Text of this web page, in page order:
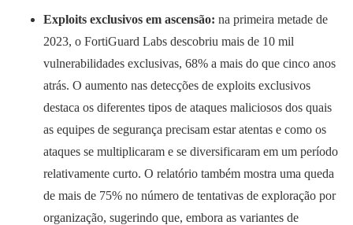
Exploits exclusivos em ascensão: na primeira metade de
2023, o FortiGuard Labs descobriu mais de 10 mil
vulnerabilidades exclusivas, 68% a mais do que cinco anos
atrás. O aumento nas detecções de exploits exclusivos
destaca os diferentes tipos de ataques maliciosos dos quais
as equipes de segurança precisam estar atentas e como os
ataques se multiplicaram e se diversificaram em um período
relativamente curto. O relatório também mostra uma queda
de mais de 75% no número de tentativas de exploração por
organização, sugerindo que, embora as variantes de